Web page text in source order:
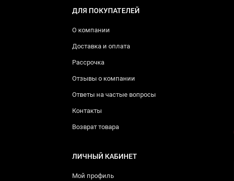
ДЛЯ ПОКУПАТЕЛЕЙ
О компании
Доставка и оплата
Рассрочка
Отзывы о компании
Ответы на частые вопросы
Контакты
Возврат товара
ЛИЧНЫЙ КАБИНЕТ
Мой профиль